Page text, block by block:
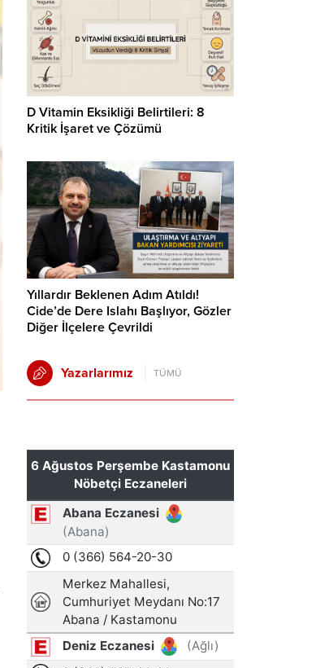
D Vitamin Eksikliği Belirtileri: 8
Kritik İşaret ve Çözümü
Yıllardır Beklenen Adım Atıldı!
Cide’de Dere Islahı Başlıyor, Gözler
Diğer İlçelere Çevrildi
Yazarlarımız TÜMÜ